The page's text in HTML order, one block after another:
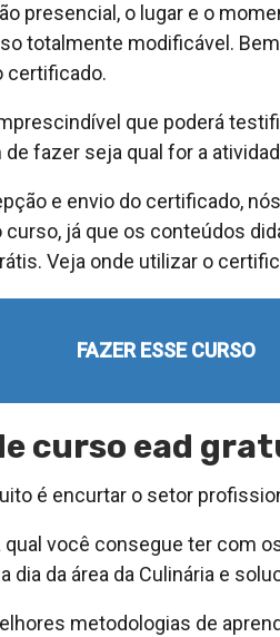
presencial, o lugar e o
totalmente modificável.
certificado.
que poderá
fazer seja qual for a
e envio do certificado,
já que os conteúdos
Veja onde utilizar o
FAZER ESSE CURSO
curso ead
é encurtar o setor
qual você consegue ter com
dia da área da Culinária e
metodologias de